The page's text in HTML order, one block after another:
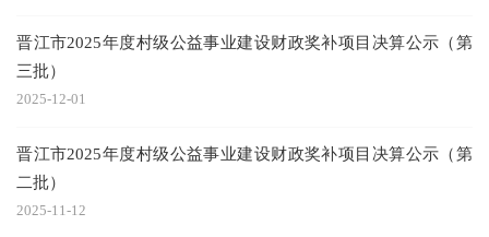
晋江市2025年度村级公益事业建设财政奖补项目决算公示（第
三批）
2025-12-01
晋江市2025年度村级公益事业建设财政奖补项目决算公示（第
二批）
2025-11-12